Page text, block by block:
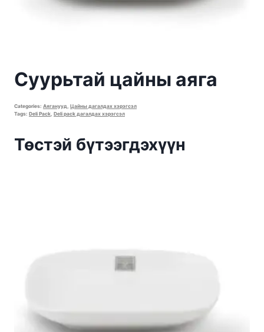
Суурьтай цайны аяга
Categories: Аяганууд Цайны дагалдах хэрэгсэл
Tags: Deli Pack Deli pack дагалдах хэрэгсэл
Төстэй бүтээгдэхүүн